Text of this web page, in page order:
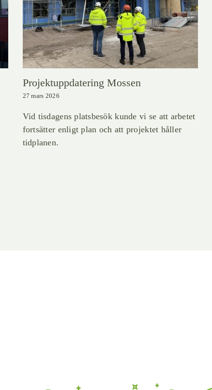
Projektuppdatering Mossen
27 mars 2026
Vid tisdagens platsbesök kunde vi se att arbetet
fortsätter enligt plan och att projektet håller
tidplanen.